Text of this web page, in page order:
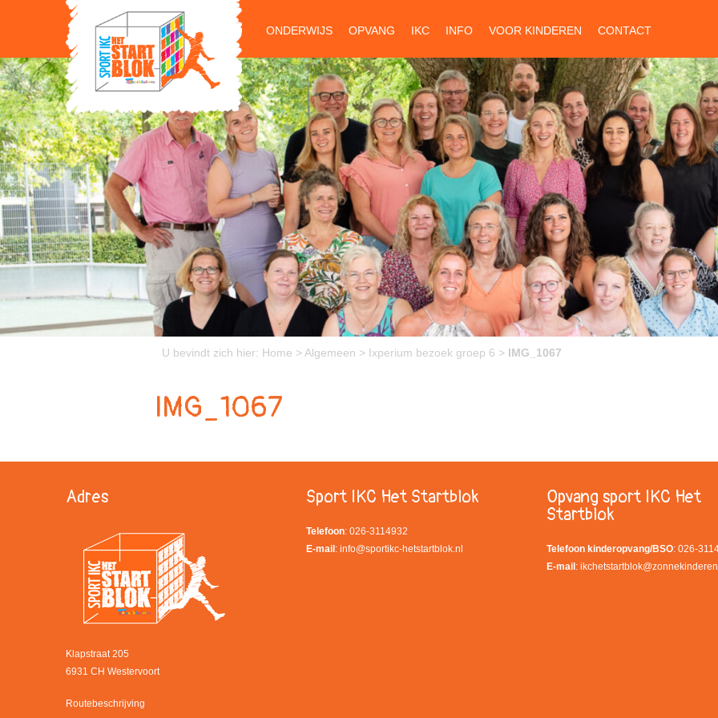
ONDERWIJS OPVANG IKC INFO VOOR KINDEREN CONTACT
U bevindt zich hier: Home > Algemeen > Ixperium bezoek groep 6 > IMG_1067
IMG_1067
Adres
Klapstraat 205
6931 CH Westervoort
Routebeschrijving
Sport IKC Het Startblok
Telefoon: 026-3114932
E-mail : info@sportikc-hetstartblok.nl
Opvang sport IKC Het
Startblok
Telefoon kinderopvang/BSO: 026-
E-mail :